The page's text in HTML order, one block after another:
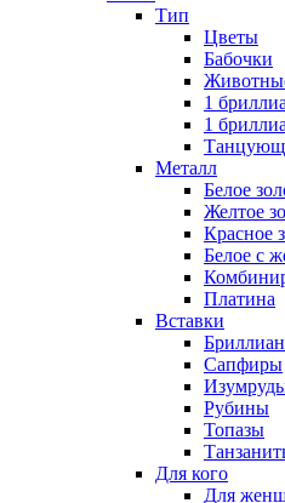
Тип
Цветы
Бабочки
1
1
Металл
Белое
Желтое
Красное
Белое с
Платина
Вставки
Сапфиры
Рубины
Топазы
Для кого
Для